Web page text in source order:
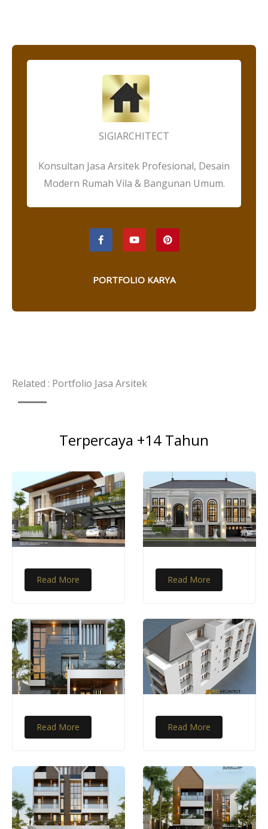
SIGIARCHITECT
Konsultan Jasa Arsitek Profesional, Desain
Modern Rumah Vila & Bangunan Umum.
F
a
c
e
o
Y
o
u
t
e
P
i
n
t
e
PORTFOLIO KARYA
Related : Portfolio Jasa Arsitek
Terpercaya +14 Tahun
Read More Read More
Read More Read More